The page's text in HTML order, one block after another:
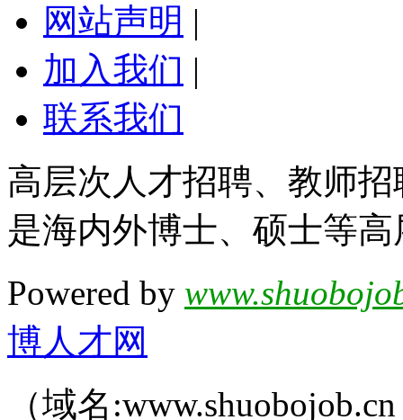
网站声明 |
加入我们 |
联系我们
高层次人才招聘、教师
是海内外博士、硕士等
Powered by
博人才网
（域名